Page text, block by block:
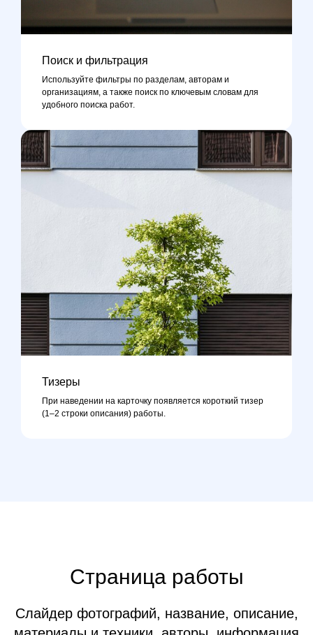
Поиск и фильтрация
Используйте фильтры по разделам, авторам и
организациям, а также поиск по ключевым словам для
удобного поиска работ.
Тизеры
При наведении на карточку появляется короткий тизер
(1–2 строки описания) работы.
Страница работы
Слайдер фотографий, название, описание,